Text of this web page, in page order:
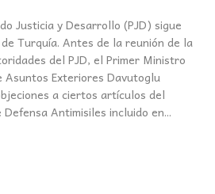
Justicia y Desarrollo (PJD) sigue
Turquía. Antes de la reunión de la
del PJD, el Primer Ministro
Asuntos Exteriores Davutoglu
a ciertos artículos del
Antimisiles incluido en...